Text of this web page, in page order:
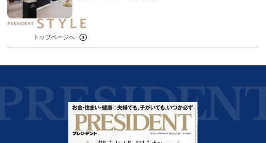
トップページへ